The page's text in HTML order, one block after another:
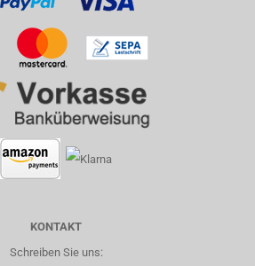
KONTAKT
Schreiben Sie uns: